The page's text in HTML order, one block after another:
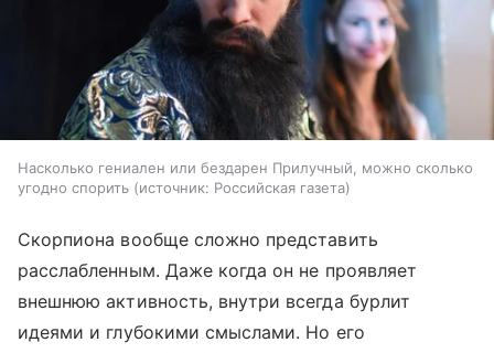
Насколько гениален или бездарен Прилучный, можно сколько
угодно спорить (источник: Российская газета)
Скорпиона вообще сложно представить
расслабленным. Даже когда он не проявляет
внешнюю активность, внутри всегда бурлит
идеями и глубокими смыслами. Но его